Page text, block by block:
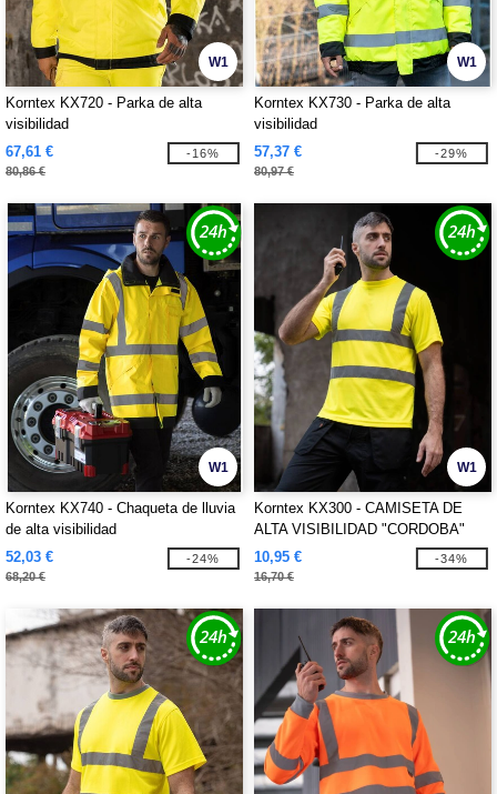
W1
Korntex KX720 - Parka de alta
visibilidad
67,61 €
80,86 €
-16%
W1
Korntex KX730 - Parka de alta
visibilidad
57,37 €
80,97 €
-29%
W1
Korntex KX740 - Chaqueta de lluvia
de alta visibilidad
52,03 €
68,20 €
-24%
W1
Korntex KX300 - CAMISETA DE
ALTA VISIBILIDAD "CORDOBA"
10,95 €
16,70 €
-34%